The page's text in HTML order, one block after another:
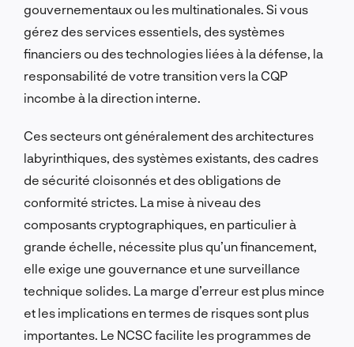
gouvernementaux ou les multinationales. Si vous
gérez des services essentiels, des systèmes
financiers ou des technologies liées à la défense, la
responsabilité de votre transition vers la CQP
incombe à la direction interne.
Ces secteurs ont généralement des architectures
labyrinthiques, des systèmes existants, des cadres
de sécurité cloisonnés et des obligations de
conformité strictes. La mise à niveau des
composants cryptographiques, en particulier à
grande échelle, nécessite plus qu’un financement,
elle exige une gouvernance et une surveillance
technique solides. La marge d’erreur est plus mince
et les implications en termes de risques sont plus
importantes. Le NCSC facilite les programmes de